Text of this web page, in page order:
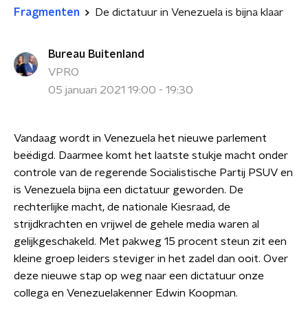
Fragmenten De dictatuur in Venezuela is bijna klaar
Bureau Buitenland
VPRO
05 januari 2021 19:00 - 19:30
Vandaag wordt in Venezuela het nieuwe parlement
beëdigd. Daarmee komt het laatste stukje macht onder
controle van de regerende Socialistische Partij PSUV en
is Venezuela bijna een dictatuur geworden. De
rechterlijke macht, de nationale Kiesraad, de
strijdkrachten en vrijwel de gehele media waren al
gelijkgeschakeld. Met pakweg 15 procent steun zit een
kleine groep leiders steviger in het zadel dan ooit. Over
deze nieuwe stap op weg naar een dictatuur onze
collega en Venezuelakenner Edwin Koopman.